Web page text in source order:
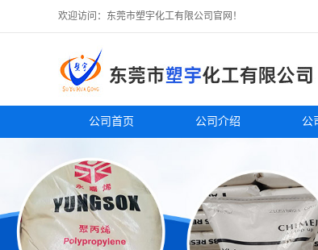
欢迎访问：东莞市塑宇化工有限公司官网！
公司首页 公司介绍 公